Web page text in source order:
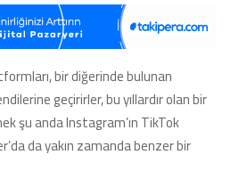
Dönüştürecek
Yeni
Özelliğini
Test
Etmeye
Başladı
için
bir diğerinde bulunan
geçirirler, bu yıllardır olan bir
şu anda Instagram’ın TikTok
da yakın zamanda benzer bir